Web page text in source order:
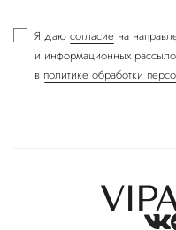
Я даю согласие на
и информационных
в политике обработки